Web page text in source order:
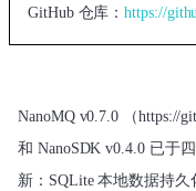
GitHub 仓库：https://
NanoMQ v0.7.0 （https://
和 NanoSDK v0.4.0 已于
新： SQLite 本地数据持久